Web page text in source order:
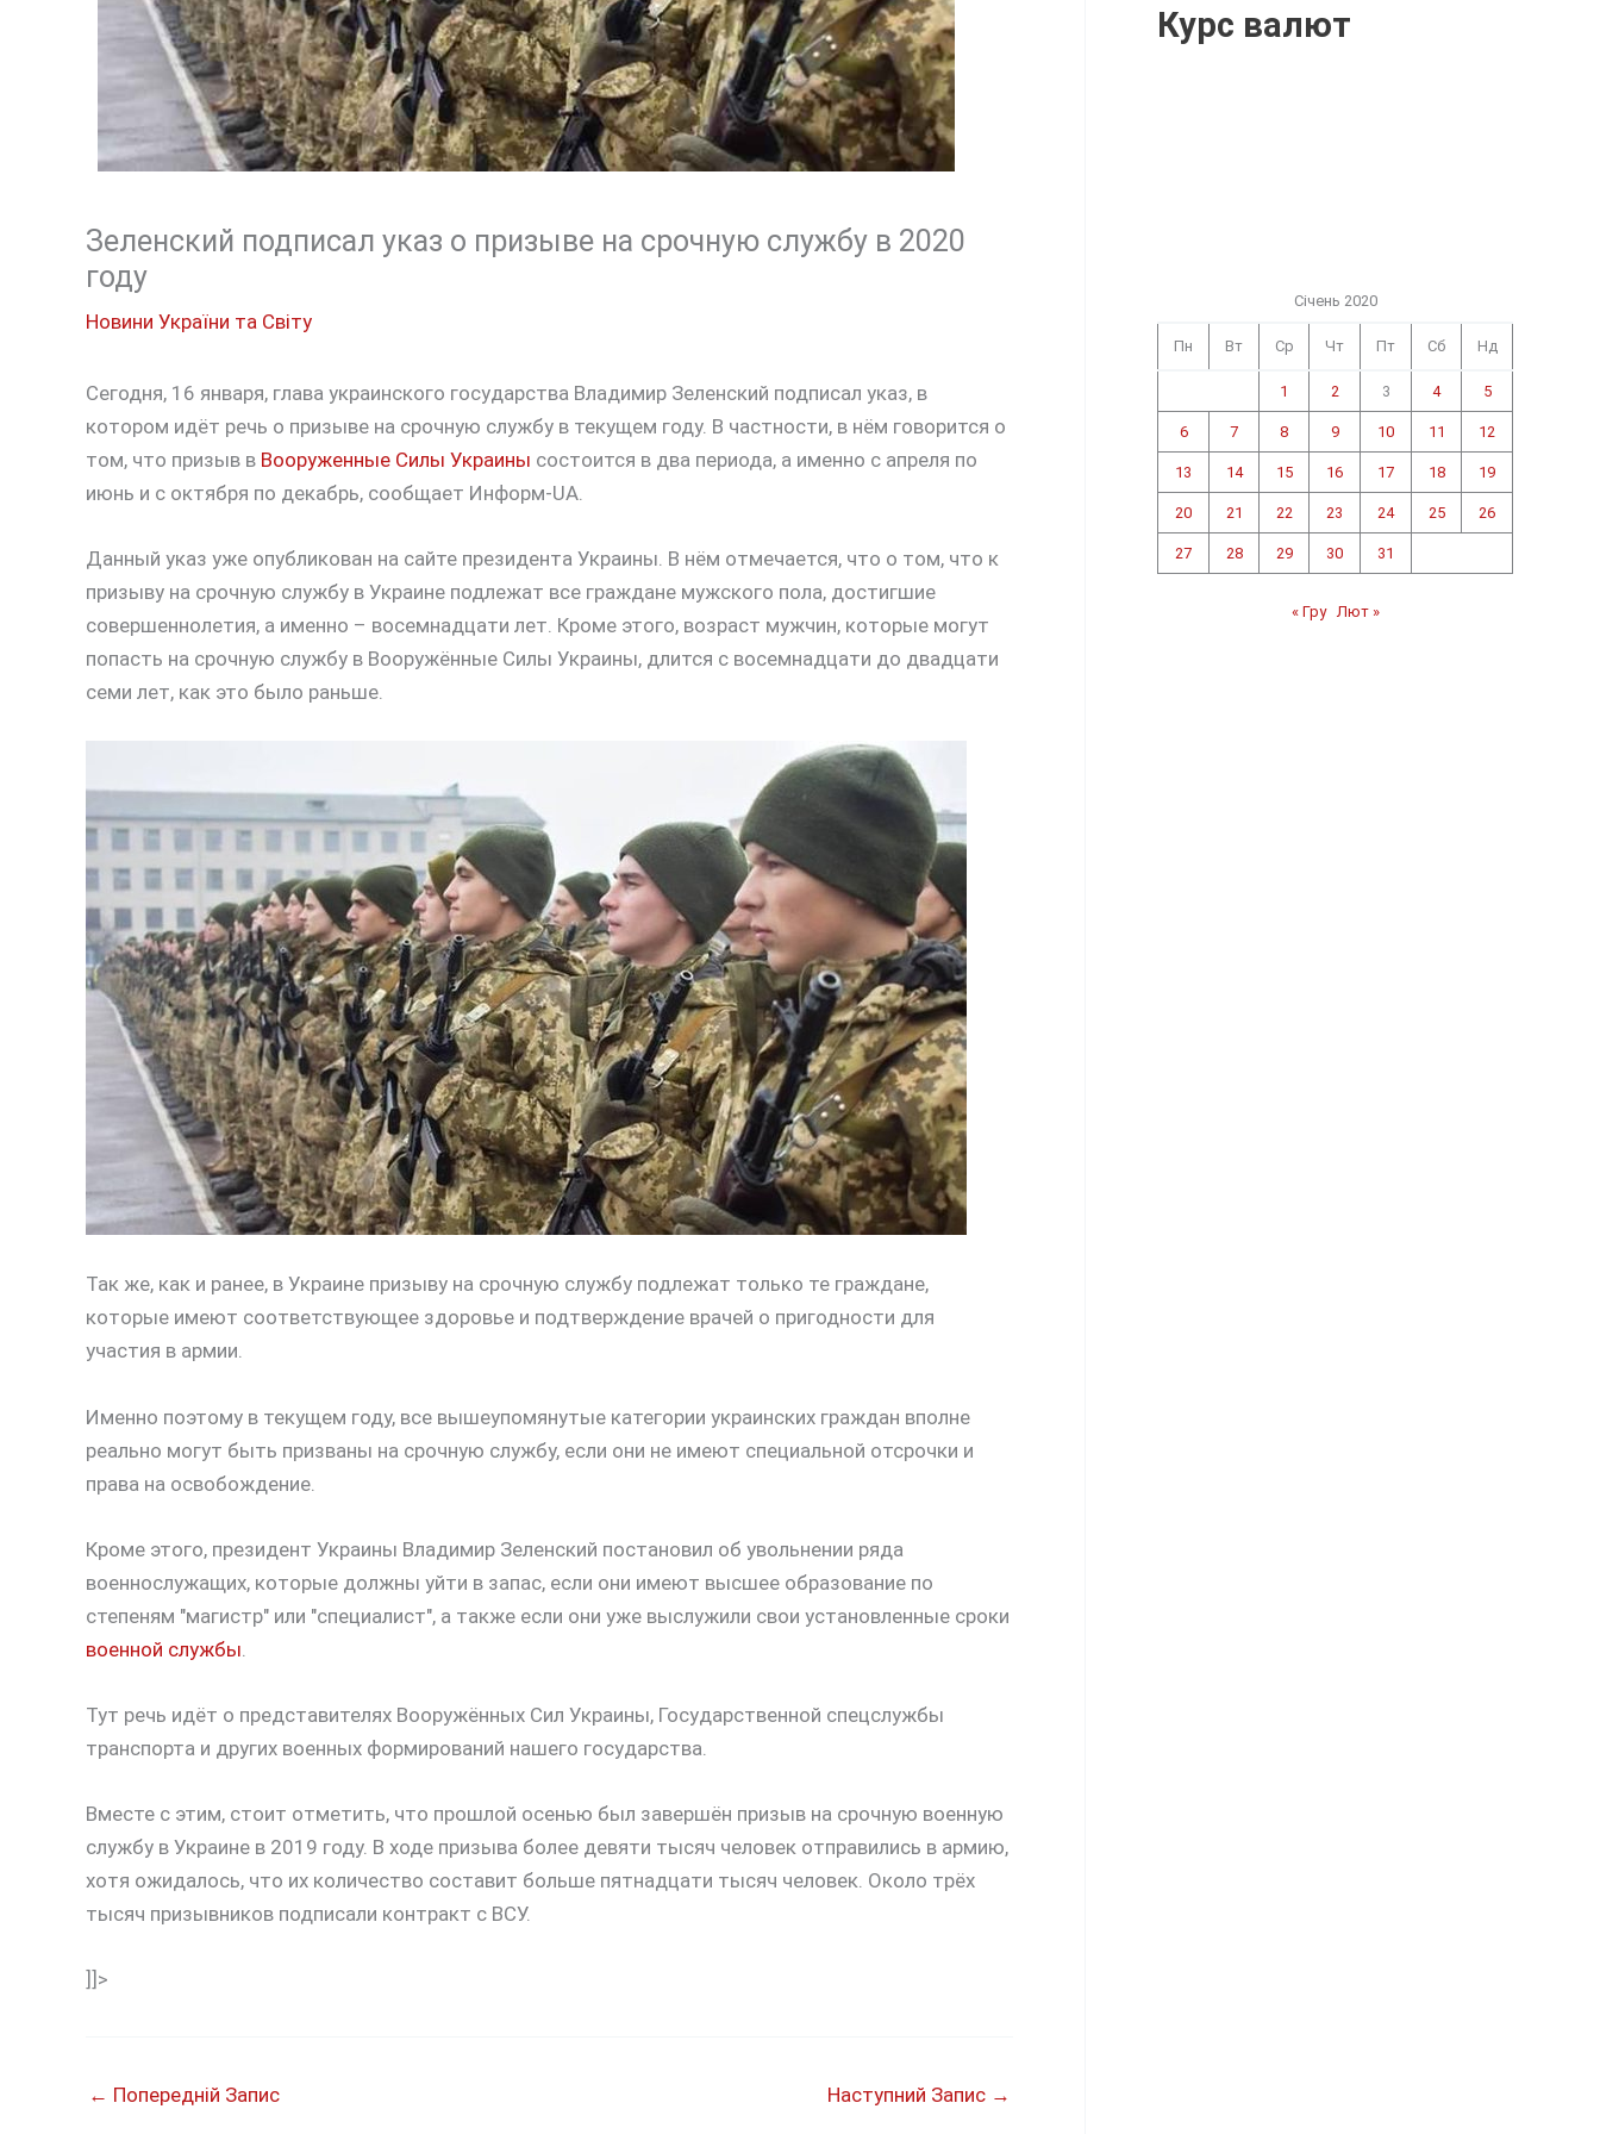
Зеленский подписал указ о призыве на срочную службу в 2020
году
Новини України та Світу
Сегодня, 16 января, глава украинского государства Владимир Зеленский подписал указ, в
котором идёт речь о призыве на срочную службу в текущем году. В частности, в нём говорится о
том, что призыв в Вооруженные Силы Украины состоится в два периода, а именно с апреля по
июнь и с октября по декабрь, сообщает Информ-UA.
Данный указ уже опубликован на сайте президента Украины. В нём отмечается, что о том, что к
призыву на срочную службу в Украине подлежат все граждане мужского пола, достигшие
совершеннолетия, а именно – восемнадцати лет. Кроме этого, возраст мужчин, которые могут
попасть на срочную службу в Вооружённые Силы Украины, длится с восемнадцати до двадцати
семи лет, как это было раньше.
Так же, как и ранее, в Украине призыву на срочную службу подлежат только те граждане,
которые имеют соответствующее здоровье и подтверждение врачей о пригодности для
участия в армии.
Именно поэтому в текущем году, все вышеупомянутые категории украинских граждан вполне
реально могут быть призваны на срочную службу, если они не имеют специальной отсрочки и
права на освобождение.
Кроме этого, президент Украины Владимир Зеленский постановил об увольнении ряда
военнослужащих, которые должны уйти в запас, если они имеют высшее образование по
степеням "магистр" или "специалист", а также если они уже выслужили свои установленные сроки
военной службы
Тут речь идёт о представителях Вооружённых Сил Украины, Государственной спецслужбы
транспорта и других военных формирований нашего государства.
Вместе с этим, стоит отметить, что прошлой осенью был завершён призыв на срочную военную
службу в Украине в 2019 году. В ходе призыва более девяти тысяч человек отправились в армию,
хотя ожидалось, что их количество составит больше пятнадцати тысяч человек. Около трёх
тысяч призывников подписали контракт с ВСУ.
]]>
← Попередній Запис Наступний Запис →
Курс валют
Січень 2020
Пн Вт Ср Чт Пт Сб Нд
1 2 3 4 5
6 7 8 9 10 11 12
13 14 15 16 17 18 19
20 21 22 23 24 25 26
27 28 29 30 31
« Гру Лют »